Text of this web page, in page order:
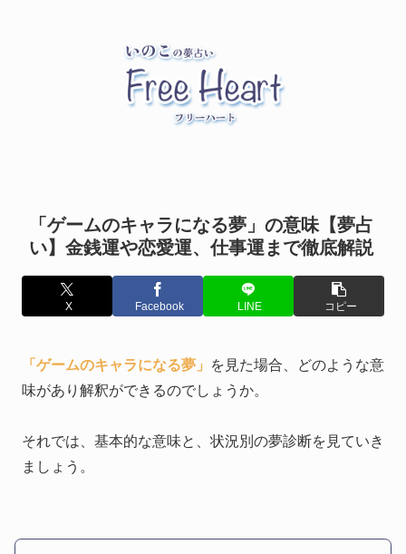
「ゲームのキャラになる夢」の意味【夢占
い】金銭運や恋愛運、仕事運まで徹底解説
X Facebook LINE コピー
「ゲームのキャラになる夢」
を見た場合、どのような意
味があり解釈ができるのでしょうか。
それでは、基本的な意味と、状況別の夢診断を見ていき
ましょう。